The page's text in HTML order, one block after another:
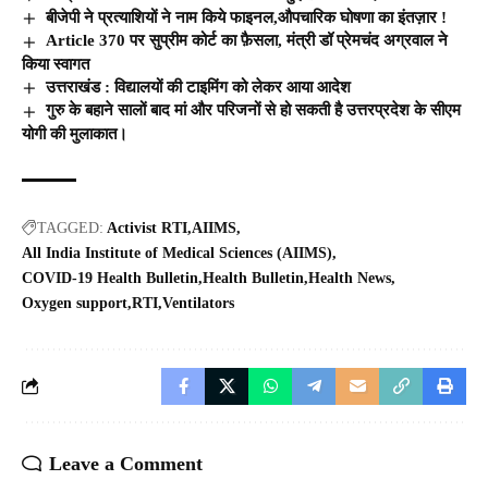
बीजेपी ने प्रत्याशियों ने नाम किये फाइनल,औपचारिक घोषणा का इंतज़ार !
Article 370 पर सुप्रीम कोर्ट का फ़ैसला, मंत्री डॉ प्रेमचंद अग्रवाल ने
किया स्वागत
उत्तराखंड : विद्यालयों की टाइमिंग को लेकर आया आदेश
गुरु के बहाने सालों बाद मां और परिजनों से हो सकती है उत्तरप्रदेश के सीएम
योगी की मुलाकात।
TAGGED: Activist RTI AIIMS
All India Institute of Medical Sciences (AIIMS)
COVID-19 Health Bulletin Health Bulletin Health News
Oxygen support RTI Ventilators
Leave a Comment